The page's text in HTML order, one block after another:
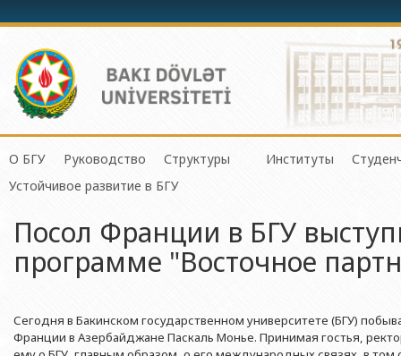
О БГУ
История БГУ
Миссия и стратегия БГУ
Программа развития БГУ
Членство БГУ в международных организациях
Гранты и проекты
Руководство
Ректор
Проректоры
Советник ректора
Деканы
Профсоюзный Комитет
Структуры
Центр организации научной
Отдел по связям с
Отдел по работе с документами
Бухгалтерия
Физический
Химический
Факультет
Институты
Институт
Институт
Институт
Устойчивое развитие в БГУ
Посол Франции в БГУ
программе "Восточное
Сегодня в Бакинском государственном университете (БГУ)
Франции в Азербайджане Паскаль Монье. Принимая гостья,